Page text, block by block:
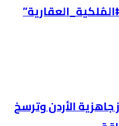
الأردن وترسخ